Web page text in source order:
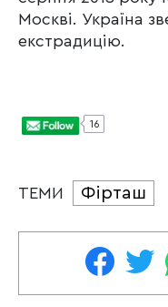
Москві. Україна
екстрадицію.
16
ТЕМИ Фірташ